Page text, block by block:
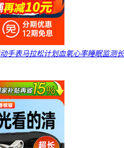
手表马拉松计划血氧心率睡眠监测长